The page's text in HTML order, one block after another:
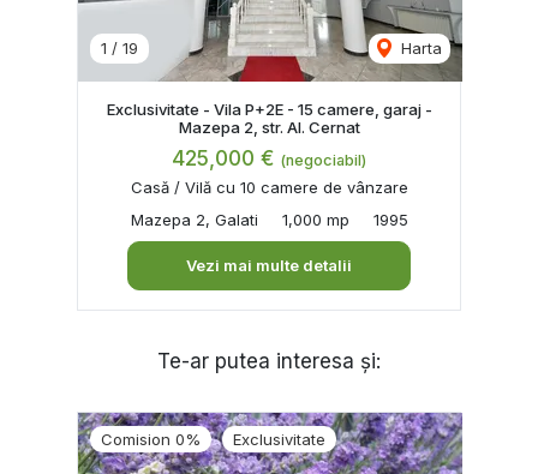
1 / 19 Harta
Exclusivitate - Vila P+2E - 15 camere, garaj -
Mazepa 2, str. Al. Cernat
425,000 € (negociabil)
Casă / Vilă cu 10 camere de vânzare
Mazepa 2, Galati
1,000 mp 1995
Vezi mai multe detalii
Te-ar putea interesa și:
Comision 0% Exclusivitate